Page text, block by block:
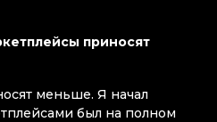
приносят
меньше. Я начал
был на полном